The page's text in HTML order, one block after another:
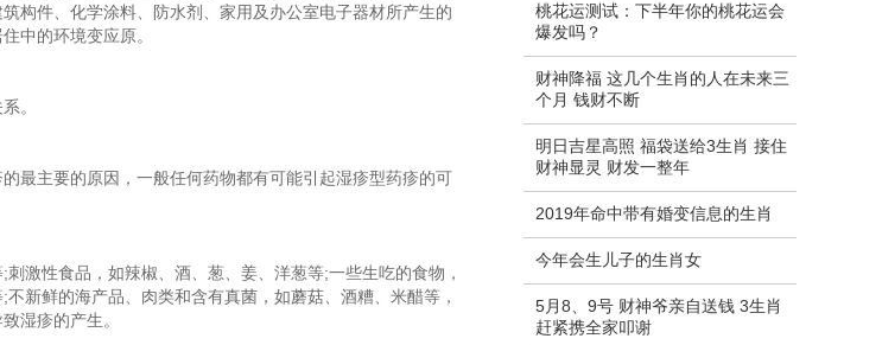
构件、化学涂料、防水剂、家用及办公室电子器材所产生的
中的环境变应原。
。
最主要的原因，一般任何药物都有可能引起湿疹型药疹的可
激性食品，如辣椒、酒、葱、姜、洋葱等;一些生吃的食物，
新鲜的海产品、肉类和含有真菌，如蘑菇、酒糟、米醋等，
湿疹的产生。
桃花运测试：下半年你的桃花运会
爆发吗？
财神降福 这几个生肖的人在未来三
个月 钱财不断
明日吉星高照 福袋送给3生肖 接住
财神显灵 财发一整年
2019年命中带有婚变信息的生肖
今年会生儿子的生肖女
5月8、9号 财神爷亲自送钱 3生肖
赶紧携全家叩谢